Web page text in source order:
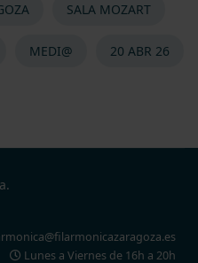
SALA MOZART
MEDI@ 20 ABR 26
Lunes a Viernes de 16h a 20h